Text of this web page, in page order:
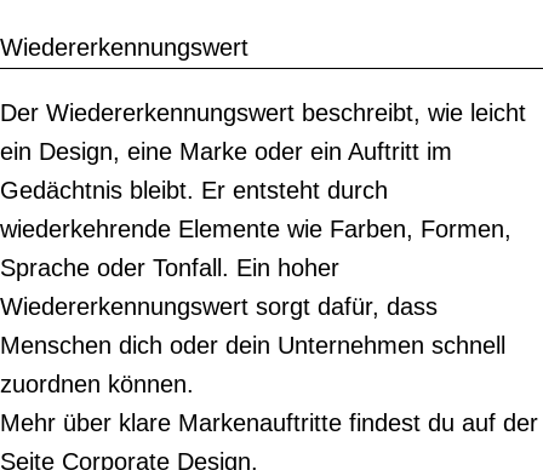
Wiedererkennungswert
Der Wiedererkennungswert beschreibt, wie leicht
ein Design, eine Marke oder ein Auftritt im
Gedächtnis bleibt. Er entsteht durch
wiederkehrende Elemente wie Farben, Formen,
Sprache oder Tonfall. Ein hoher
Wiedererkennungswert sorgt dafür, dass
Menschen dich oder dein Unternehmen schnell
zuordnen können.
Mehr über klare Markenauftritte findest du auf der
Seite Corporate Design.